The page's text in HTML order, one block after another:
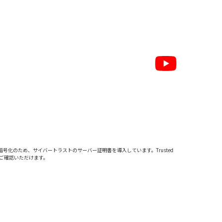
号化のため、サイバートラストのサーバー証明書を導入しています。Trusted
認いただけます。